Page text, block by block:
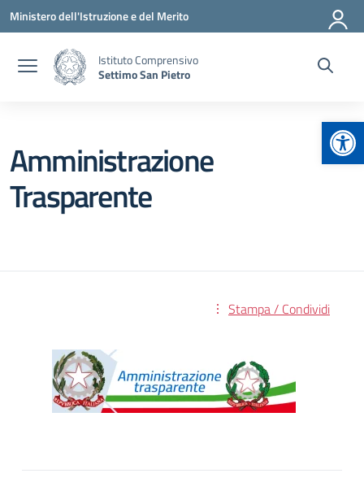
Vai ai contenuti
Vai al menu di navigazione
Vai al footer
Ministero dell'Istruzione e del Merito
Istituto Comprensivo
Settimo San Pietro
Amministrazione
Trasparente
Stampa / Condividi